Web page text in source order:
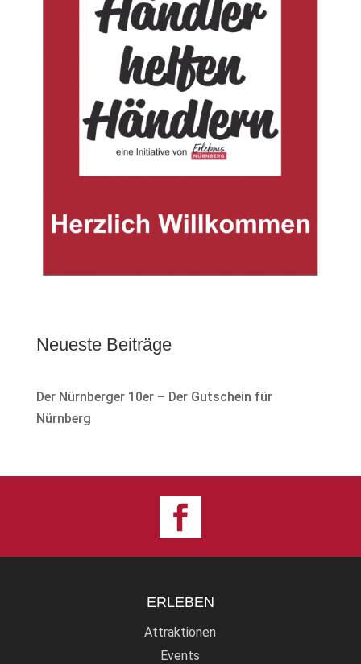
Neueste Beiträge
Der Nürnberger 10er – Der Gutschein für
Nürnberg
ERLEBEN
Attraktionen
Events